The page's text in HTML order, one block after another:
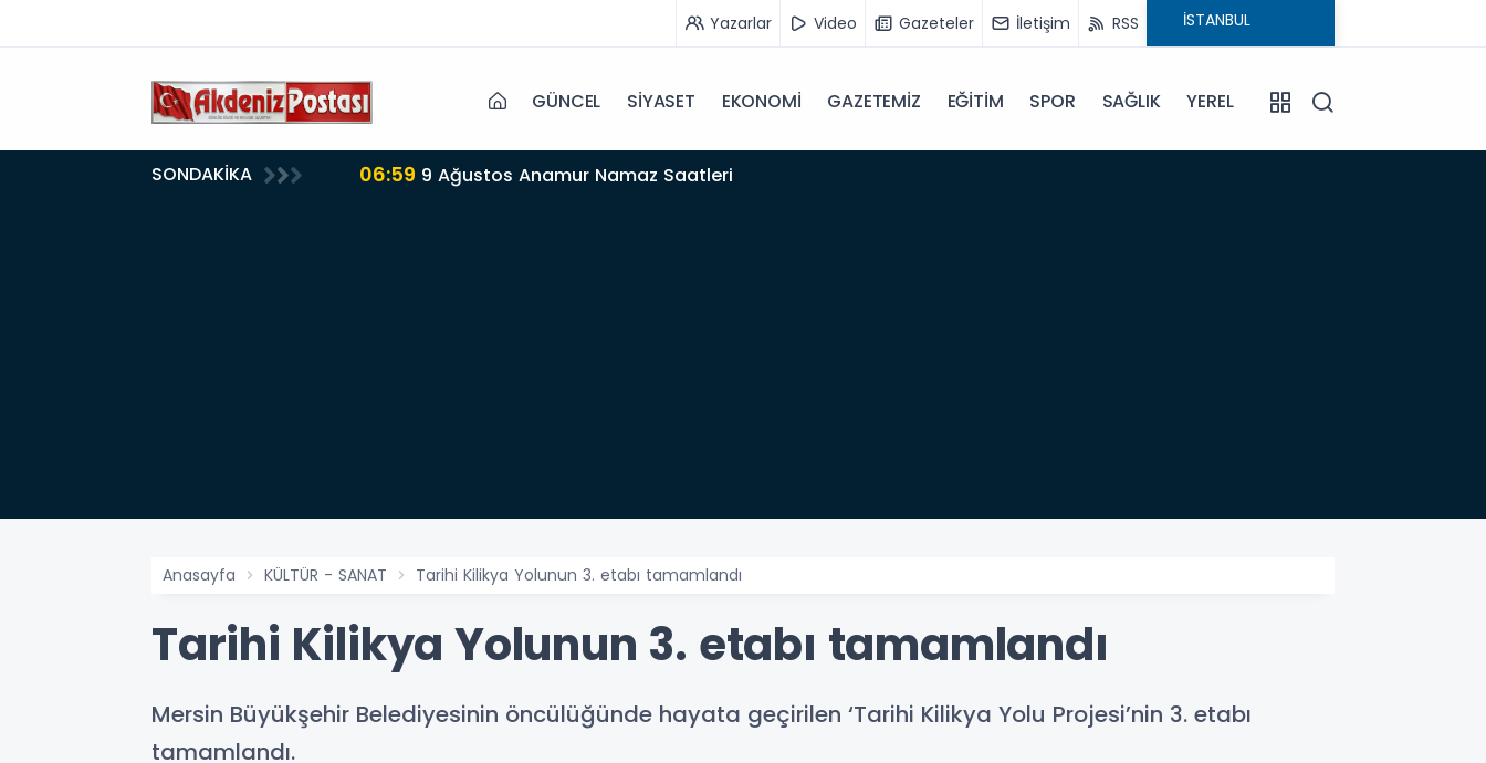
Yazarlar Video Gazeteler İletişim RSS
GÜNCEL SİYASET EKONOMİ GAZETEMİZ EĞİTİM SPOR SAĞLIK YEREL
SONDAKİKA 06:57 Anamur’da 09-08-2026 nöbetçi Eczane
Anasayfa KÜLTÜR - SANAT Tarihi Kilikya Yolunun 3. etabı tamamlandı
Tarihi Kilikya Yolunun 3. etabı tamamlandı
Mersin Büyükşehir Belediyesinin öncülüğünde hayata geçirilen ‘Tarihi Kilikya Yolu Projesi’nin 3. etabı
tamamlandı.